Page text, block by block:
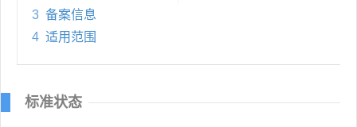
3 备案信息
4 适用范围
标准状态